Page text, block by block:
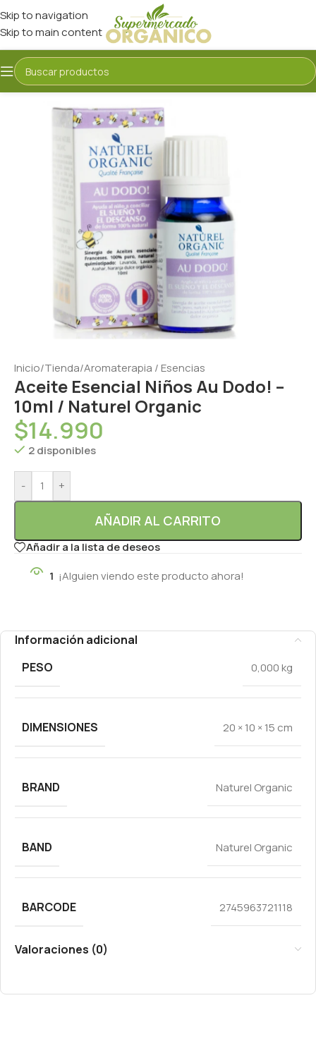
Skip to navigation
Skip to main content
Inicio/Tienda/Aromaterapia / Esencias
Aceite Esencial Niños Au Dodo! –
10ml / Naturel Organic
$14.990
2 disponibles
- +
AÑADIR AL CARRITO
Añadir a la lista de deseos
1 ¡Alguien viendo este producto ahora!
Información adicional
PESO
0,000 kg
DIMENSIONES 20 × 10 × 15 cm
BRAND Naturel Organic
BAND Naturel Organic
BARCODE 2745963721118
Valoraciones (0)